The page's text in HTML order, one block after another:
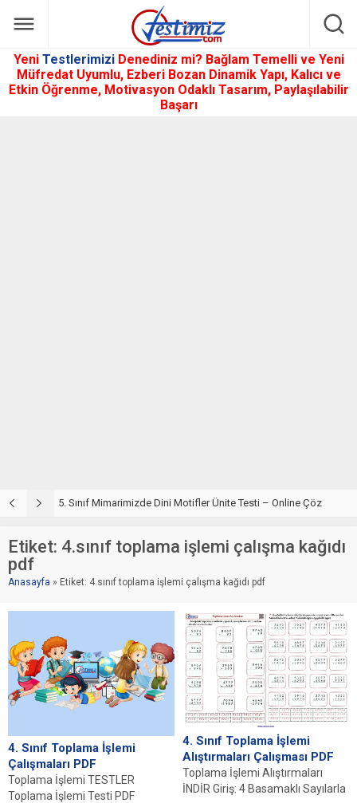
Yeni Testlerimizi Denediniz mi? Bağlam Temelli ve Yeni
Müfredat Uyumlu, Ezberi Bozan Dinamik Yapı, Kalıcı ve
Etkin Öğrenme, Motivasyon Odaklı Tasarım, Paylaşılabilir
Başarı
5. Sınıf Mimarimizde Dini Motifler Ünite Testi – Online Çöz
Etiket: 4.sınıf toplama işlemi çalışma kağıdı
pdf
Anasayfa » Etiket: 4.sınıf toplama işlemi çalışma kağıdı pdf
4. Sınıf Toplama İşlemi
Çalışmaları PDF
Toplama İşlemi TESTLER
Toplama İşlemi Testi PDF
4. Sınıf Toplama İşlemi
Alıştırmaları Çalışması PDF
Toplama İşlemi Alıştırmaları
İNDİR Giriş: 4 Basamaklı Sayılarla